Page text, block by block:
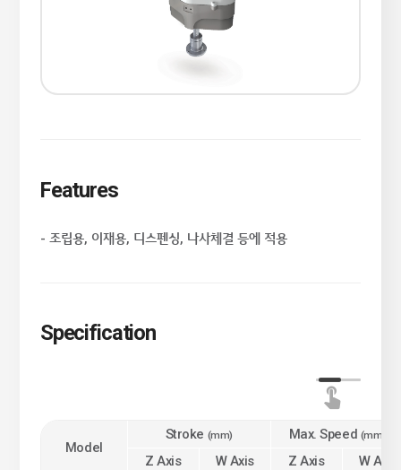
Features
- 조립용, 이재용, 디스펜싱, 나사체결 등에 적용
Specification
Model
Stroke (mm) Max. Speed (mm/s)
Z Axis W Axis Z Axis W Axis